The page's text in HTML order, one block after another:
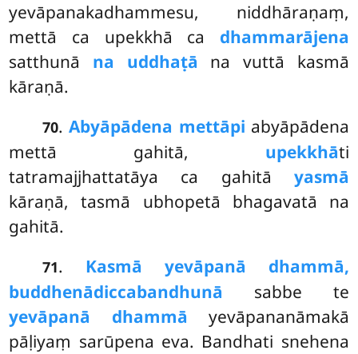
yevāpanakadhammesu, niddhāraṇaṃ,
mettā ca upekkhā ca dhammarājena
satthunā na uddhaṭā na vuttā kasmā
kāraṇā.
70.Abyāpādena mettāpi abyāpādena
mettā gahitā, upekkhāti
tatramajjhattatāya ca gahitā yasmā
kāraṇā, tasmā ubhopetā bhagavatā na
gahitā.
71. Kasmā yevāpanā dhammā,
buddhenādiccabandhunā sabbe te
yevāpanā dhammā yevāpananāmakā
pāḷiyaṃ sarūpena eva. Bandhati snehena